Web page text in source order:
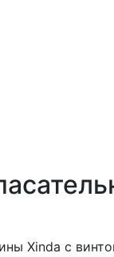
Xinda с